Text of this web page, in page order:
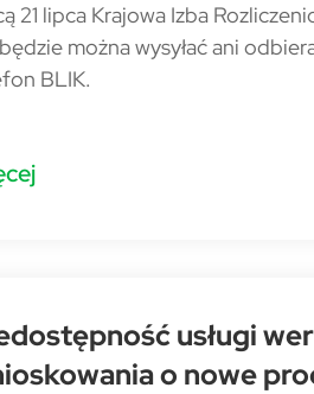
21 lipca Krajowa Izba
można wysyłać ani
BLIK.
usługi
o nowe